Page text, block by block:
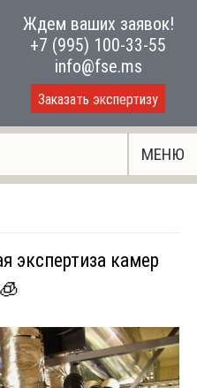
Ждем ваших заявок!
+7 (995) 100-33-55
info@fse.ms
Заказать экспертизу
МЕНЮ
экспертиза камер